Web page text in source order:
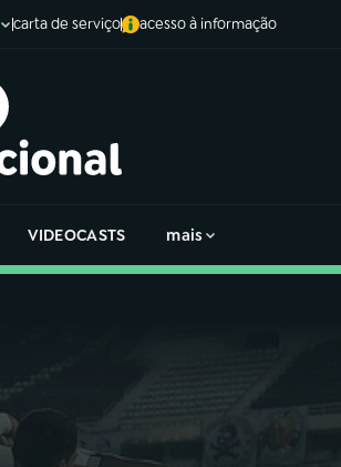
carta de serviço acesso à informação
VIDEOCASTS mais